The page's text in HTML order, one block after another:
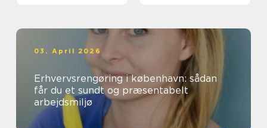
03. April 2026
Erhvervsrengøring i københavn: sådan
får du et sundt og præsentabelt
arbejdsmiljø